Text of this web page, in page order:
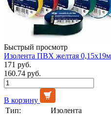
Быстрый просмотр
Изолента ПВХ желтая
171 руб.
160.74 руб.
В корзину
Тип:
Изолента